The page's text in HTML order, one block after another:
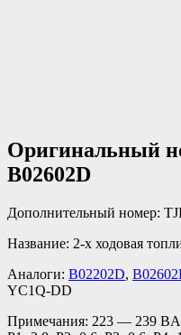
Оригинальный
B02602D
Дополнительный номер:
Название: 2-х ходовая
Аналоги: B02202D,
YC1Q-DD
Примечания: 223 — 239